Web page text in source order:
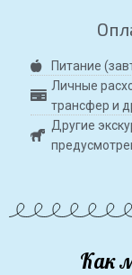
Питание
Личные
трансфер и
Другие
Как